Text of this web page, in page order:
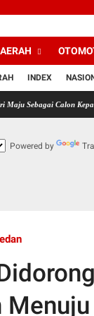
INDEX
Calon Kepala Desa
Powered by